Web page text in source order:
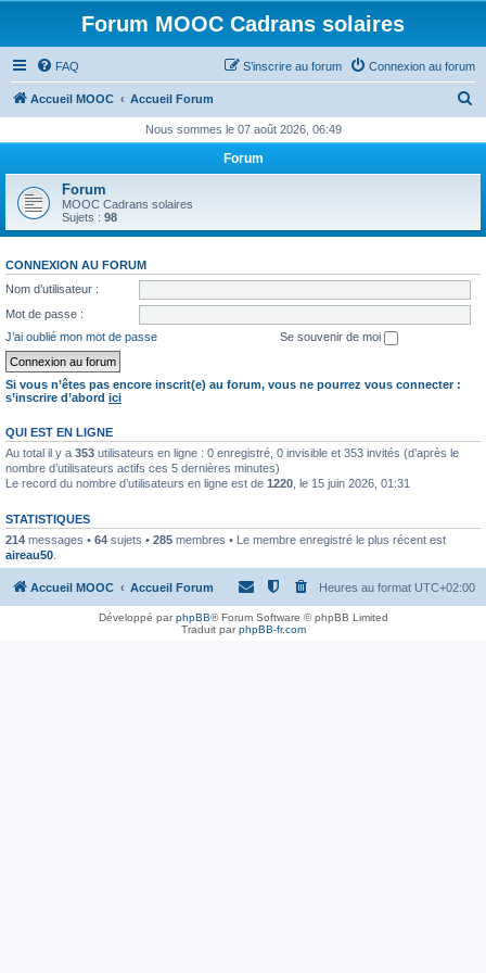
Forum MOOC Cadrans solaires
FAQ Connexion au forum
S’inscrire au forum
Accueil MOOC Accueil Forum
h
r
Nous sommes le 07 août 2026, 06:49
Forum
Forum
MOOC Cadrans solaires
Sujets : 98
CONNEXION AU FORUM
Nom d’utilisateur :
Mot de passe :
J’ai oublié mon mot de passe
Se souvenir de moi
Si vous n’êtes pas encore inscrit(e) au forum, vous ne pourrez vous connecter :
s’inscrire d’abord ici
QUI EST EN LIGNE
Au total il y a 353 utilisateurs en ligne : 0 enregistré, 0 invisible et 353 invités (d’après le
nombre d’utilisateurs actifs ces 5 dernières minutes)
Le record du nombre d’utilisateurs en ligne est de 1220 , le 15 juin 2026, 01:31
STATISTIQUES
214 messages • 64 sujets • 285 membres • Le membre enregistré le plus récent est
aireau50
Accueil MOOC Accueil Forum Heures au format UTC+02:00
Développé parphpBB® Forum Software © phpBB Limited
Traduit parphpBB-fr.com